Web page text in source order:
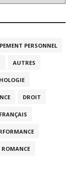
PERSONNEL
AUTRES
DROIT
FRANÇAIS
ROMANCE